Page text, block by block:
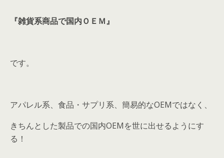
『雑貨系商品で国内ＯＥＭ』
です。
アパレル系、食品・サプリ系、簡易的なOEMではなく、
きちんとした製品での国内OEMを世に出せるようにす
る！